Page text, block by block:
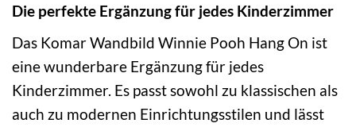
Die perfekte Ergänzung für jedes Kinderzimmer
Das Komar Wandbild Winnie Pooh Hang On ist
eine wunderbare Ergänzung für jedes
Kinderzimmer. Es passt sowohl zu klassischen als
auch zu modernen Einrichtungsstilen und lässt